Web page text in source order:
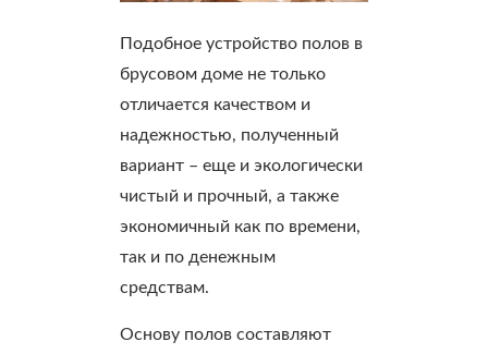
Подобное устройство полов в
брусовом доме не только
отличается качеством и
надежностью, полученный
вариант – еще и экологически
чистый и прочный, а также
экономичный как по времени,
так и по денежным
средствам.
Основу полов составляют